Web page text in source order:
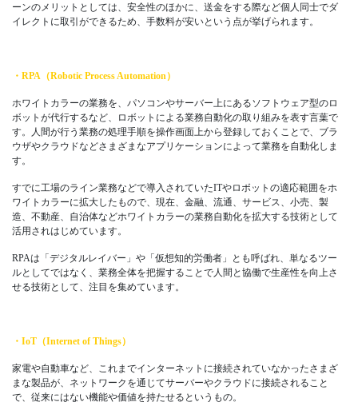
ーンのメリットとしては、安全性のほかに、送金をする際など個人同士でダ
イレクトに取引ができるため、手数料が安いという点が挙げられます。
・RPA（Robotic Process Automation）
ホワイトカラーの業務を、パソコンやサーバー上にあるソフトウェア型のロ
ボットが代行するなど、ロボットによる業務自動化の取り組みを表す言葉で
す。人間が行う業務の処理手順を操作画面上から登録しておくことで、ブラ
ウザやクラウドなどさまざまなアプリケーションによって業務を自動化しま
す。
すでに工場のライン業務などで導入されていたITやロボットの適応範囲をホ
ワイトカラーに拡大したもので、現在、金融、流通、サービス、小売、製
造、不動産、自治体などホワイトカラーの業務自動化を拡大する技術として
活用されはじめています。
RPAは「デジタルレイバー」や「仮想知的労働者」とも呼ばれ、単なるツー
ルとしてではなく、業務全体を把握することで人間と協働で生産性を向上さ
せる技術として、注目を集めています。
・IoT（Internet of Things）
家電や自動車など、これまでインターネットに接続されていなかったさまざ
まな製品が、ネットワークを通じてサーバーやクラウドに接続されること
で、従来にはない機能や価値を持たせるというもの。